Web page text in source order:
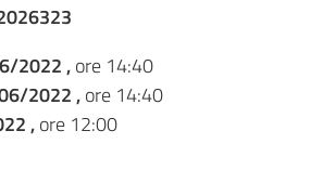
2022 ,ore 14:40
2022 ,ore 14:40
,ore 12:00